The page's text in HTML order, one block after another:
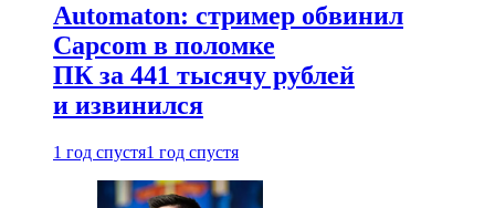
Automaton: стример обвинил
Capcom в поломке
ПК за 441 тысячу рублей
и извинился
1 год спустя1 год спустя